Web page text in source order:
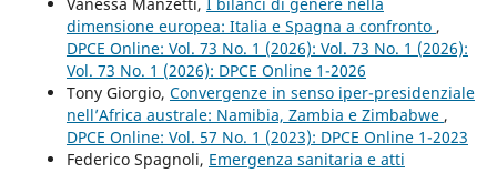
dimensione europea: Italia e Spagna a confronto ,
DPCE Online: Vol. 73 No. 1 (2026): Vol. 73 No. 1 (2026):
Vol. 73 No. 1 (2026): DPCE Online 1-2026
Tony Giorgio, Convergenze in senso iper-presidenziale
nell’Africa australe: Namibia, Zambia e Zimbabwe ,
DPCE Online: Vol. 57 No. 1 (2023): DPCE Online 1-2023
Federico Spagnoli, Emergenza sanitaria e atti